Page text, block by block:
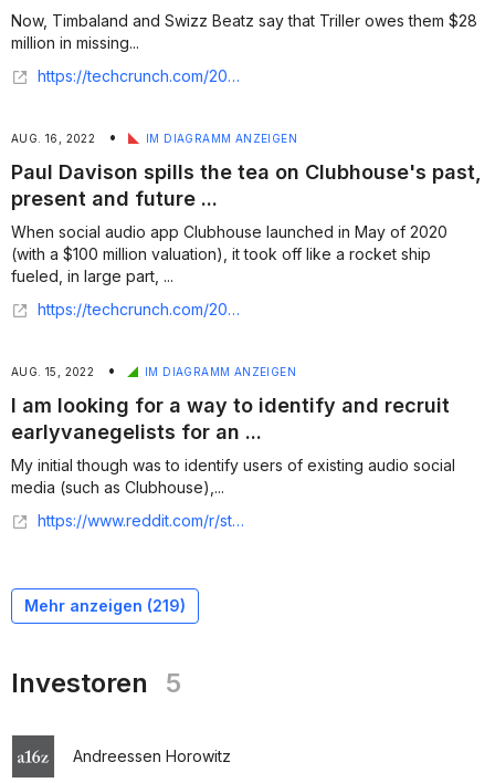
Now, Timbaland and Swizz Beatz say that Triller owes them $28
million in missing...
https://techcrunch.com/2022/08/17/timbaland-and-swizz-beatz-sue-tiktok-competitor-triller-for-28m-over-nonpayment/
AUG. 16, 2022 • IM DIAGRAMM ANZEIGEN
Paul Davison spills the tea on Clubhouse's past,
present and future ...
When social audio app Clubhouse launched in May of 2020
(with a $100 million valuation), it took off like a rocket ship
fueled, in large part, ...
https://techcrunch.com/2022/08/16/paul-davison-spills-the-tea-on-clubhouses-past-present-and-future-at-disrupt/
AUG. 15, 2022 • IM DIAGRAMM ANZEIGEN
I am looking for a way to identify and recruit
earlyvanegelists for an ...
My initial though was to identify users of existing audio social
media (such as Clubhouse),...
https://www.reddit.com/r/startups/comments/wofty9/i_am_looking_for_a_way_to_identify_and_recruit/
Mehr anzeigen (219)
Investoren 5
Andreessen Horowitz